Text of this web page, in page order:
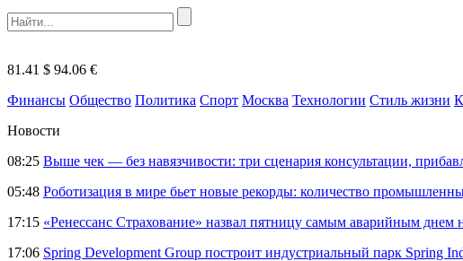
81.41 $ 94.06 €
Финансы Общество Политика Спорт Москва Технологии Стиль жизни
Новости
08:25 Выше чек — без навязчивости: три сценария консультации,
05:48 Роботизация в мире бьет новые рекорды: количество
17:15 «Ренессанс Страхование» назвал пятницу самым аварийным днем
17:06 Spring Development Group построит индустриальный парк Spring